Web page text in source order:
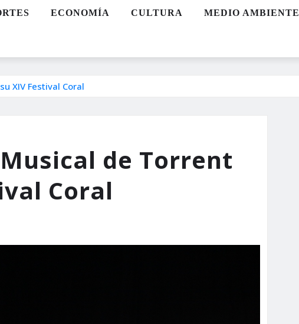
ECONOMÍA CULTURA MEDIO AMBIENTE
XIV Festival Coral
de Torrent
Coral